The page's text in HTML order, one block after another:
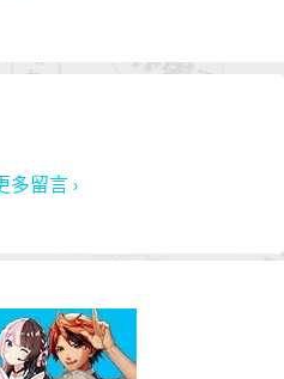
多留言 ›